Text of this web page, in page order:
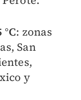
: zonas
San
y